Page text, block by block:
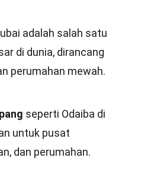
adalah salah satu
di dunia, dirancang
perumahan mewah.
seperti Odaiba di
untuk pusat
dan perumahan.